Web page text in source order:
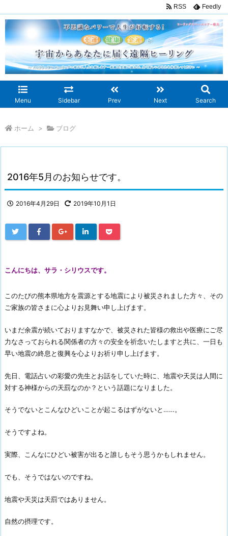
Menu Sidebar Prev Next Search
RSS Feedly
ホーム > ブログ
2016年5月のお知らせです。
2016年4月29日 2019年10月1日
こんにちは、サラ・シリウスです。
このたびの熊本県地方を震源とする地震により被災されました方々、その
ご家族の皆さまに心よりお見舞い申し上げます。
いまだ余震が続いておりますなかで、被災された皆様の救出や医療にご尽
力なさっておられる関係者の方々の安全を祈念いたしますと共に、一日も
早い地震の終息と復興を心よりお祈り申し上げます。
先日、電話占いの彩愛の先生とお話をしていた時に、地震や天災は人間に
対する神様からの天罰なのか？という話題になりました。
そうでないとこんなひどいことが起こるはずがないと……。
そうですよね。
実際、こんなにひどい被害が出ると誰しもそう思うかもしれません。
でも、そうではないのですね。
地震や天災は天罰ではありません。
自然の摂理です。